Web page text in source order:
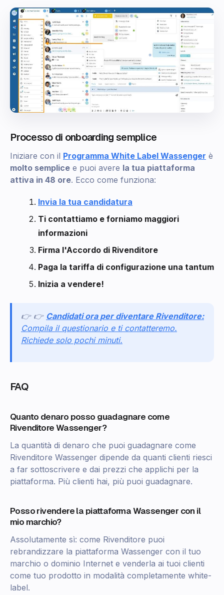
Processo di onboarding semplice
Iniziare con il Programma White Label Wassenger è
molto semplice e puoi avere la tua piattaforma
attiva in 48 ore. Ecco come funziona:
Invia la tua candidatura
Ti contattiamo e forniamo maggiori
informazioni
Firma l'Accordo di Rivenditore
Paga la tariffa di configurazione una tantum
Inizia a vendere!
👉 👉 Candidati ora per diventare Rivenditore:
Compila il questionario e ti contatteremo.
Richiede solo pochi minuti.
FAQ
Quanto denaro posso guadagnare come
Rivenditore Wassenger?
La quantità di denaro che puoi guadagnare come
Rivenditore Wassenger dipende da quanti clienti riesci
a far sottoscrivere e dai prezzi che applichi per la
piattaforma. Più clienti hai, più puoi guadagnare.
Posso rivendere la piattaforma Wassenger con il
mio marchio?
Assolutamente sì: come Rivenditore puoi
rebrandizzare la piattaforma Wassenger con il tuo
marchio o dominio Internet e venderla ai tuoi clienti
come tuo prodotto in modalità completamente white-
label.